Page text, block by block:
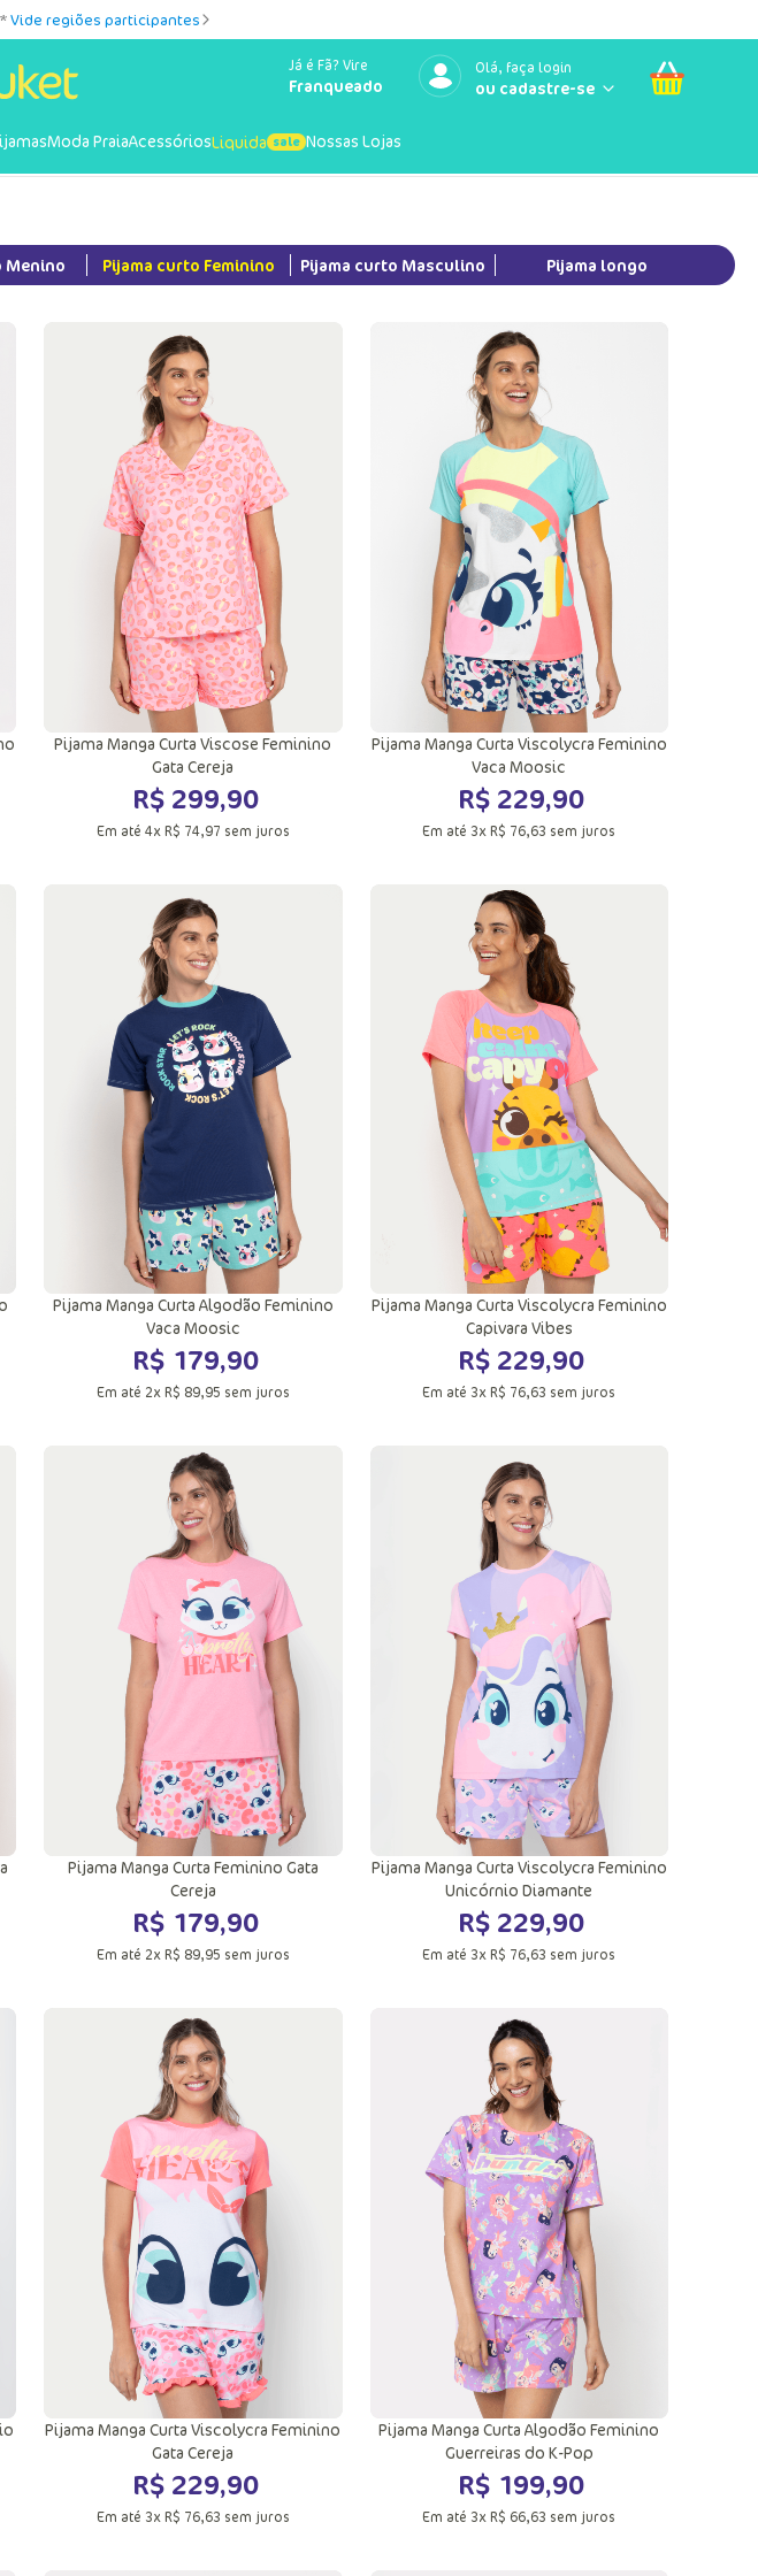
Vide regiões participantes
Já é Fã? Vire
Franqueado
Olá, faça login
Moda PraiaAcessóriosLiquida Nossas Lojas
Menino Pijama curto Feminino Pijama curto Masculino Pijama longo
P
GG
Adicionar a sacola
Pijama Manga Curta Viscose Feminino
Gata Cereja
R$ 299,90
Em até 4xR$ 74,97 sem juros
P M
GG
Adicionar a sacola
Pijama Manga Curta Viscolycra Feminino
Vaca Moosic
R$ 229,90
Em até 3xR$ 76,63 sem juros
M
GG
Adicionar a sacola
Pijama Manga Curta Algodão Feminino
Vaca Moosic
R$ 179,90
Em até 2xR$ 89,95 sem juros
P M
GG
Adicionar a sacola
Pijama Manga Curta Viscolycra Feminino
Capivara Vibes
R$ 229,90
Em até 3xR$ 76,63 sem juros
P M
GG
Adicionar a sacola
Pijama Manga Curta Feminino Gata
Cereja
R$ 179,90
Em até 2xR$ 89,95 sem juros
P M
GG
Adicionar a sacola
Pijama Manga Curta Viscolycra Feminino
Unicórnio Diamante
R$ 229,90
Em até 3xR$ 76,63 sem juros
Pijama Manga Curta Viscolycra Feminino
Gata Cereja
R$ 229,90
Em até 3xR$ 76,63 sem juros
Pijama Manga Curta Algodão Feminino
Guerreiras do K-Pop
R$ 199,90
Em até 3xR$ 66,63 sem juros